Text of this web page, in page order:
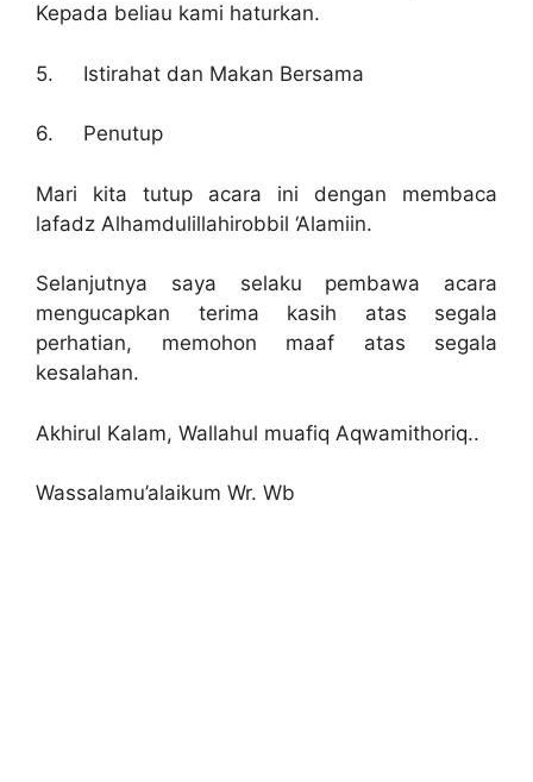
Kepada beliau kami haturkan.
5. Istirahat dan Makan Bersama
6. Penutup
Mari kita tutup acara ini dengan membaca
lafadz Alhamdulillahirobbil ‘Alamiin.
Selanjutnya saya selaku pembawa acara
mengucapkan terima kasih atas segala
perhatian, memohon maaf atas segala
kesalahan.
Akhirul Kalam, Wallahul muafiq Aqwamithoriq..
Wassalamu’alaikum Wr. Wb